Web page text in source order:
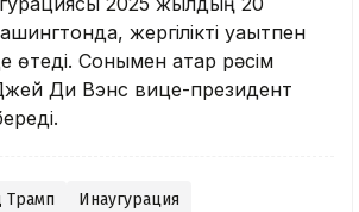
жергілікті уақытпен
өтеді. Сонымен қатар рәсім
Ди Вэнс вице-президент
Трамп Инаугурация